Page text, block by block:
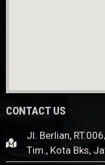
CONTACT US
Jl. Berlian,
Tim., Kota Bks,